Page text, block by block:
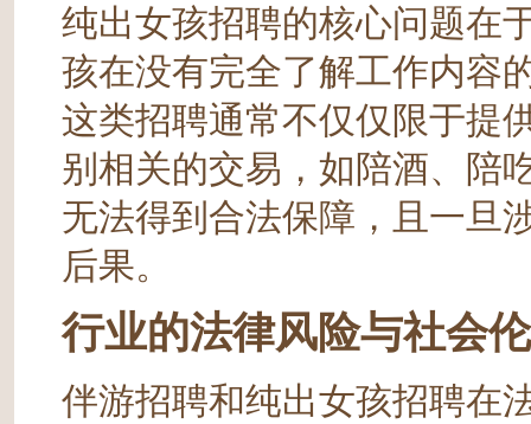
纯出女孩招聘的核心问题在
孩在没有完全了解工作内容
这类招聘通常不仅仅限于提
别相关的交易，如陪酒、陪
无法得到合法保障，且一旦
后果。
行业的法律风险与社会
伴游招聘和纯出女孩招聘在